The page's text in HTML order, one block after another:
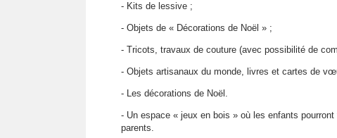
- Kits de lessive ;
- Objets de « Décorations de Noël » ;
- Tricots, travaux de couture (avec possibilité de
- Objets artisanaux du monde, livres et cartes de
- Les décorations de Noël.
- Un espace « jeux en bois » où les enfants
parents.